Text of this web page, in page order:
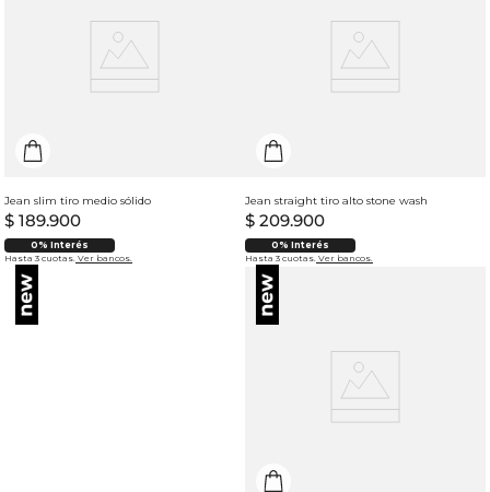
Jean slim tiro medio sólido
$ 189.900
0% Interés
Hasta 3 cuotas. Ver bancos.
Jean straight tiro alto stone wash
$ 209.900
0% Interés
Hasta 3 cuotas. Ver bancos.